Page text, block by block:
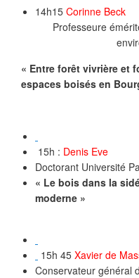
14h15 Corinne Beck
Professeure
« Entre forêt vivrière et
espaces boisés en
15h : Denis Eve
Doctorant Université
« Le bois dans la
moderne »
15h 45 Xavier de
Conservateur général